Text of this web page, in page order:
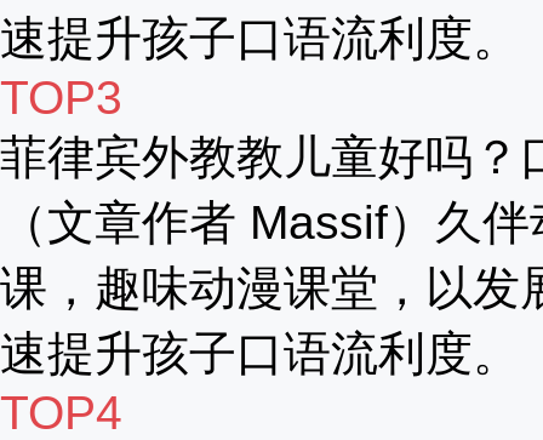
速提升孩子口语流利度。
TOP3
菲律宾外教教儿童好吗？
（文章作者 Massif）久
课，趣味动漫课堂，以发
速提升孩子口语流利度。
TOP4